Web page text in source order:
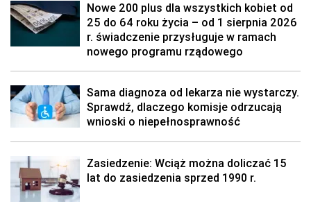
Nowe 200 plus dla wszystkich kobiet od
25 do 64 roku życia – od 1 sierpnia 2026
r. świadczenie przysługuje w ramach
nowego programu rządowego
Sama diagnoza od lekarza nie wystarczy.
Sprawdź, dlaczego komisje odrzucają
wnioski o niepełnosprawność
Zasiedzenie: Wciąż można doliczać 15
lat do zasiedzenia sprzed 1990 r.